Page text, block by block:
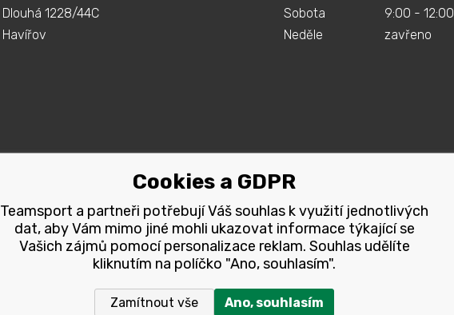
Dlouhá 1228/44C
Havířov
Sobota
Neděle
9:00 - 12:00
zavřeno
Cookies a GDPR
Teamsport a partneři potřebují Váš souhlas k využití jednotlivých
dat, aby Vám mimo jiné mohli ukazovat informace týkající se
Vašich zájmů pomocí personalizace reklam. Souhlas udělíte
kliknutím na políčko "Ano, souhlasím".
Zamítnout vše Ano, souhlasím